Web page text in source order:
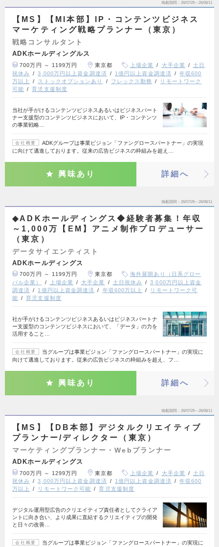
掲載期間 26/07/29～26/08/11
【MS】【MI本部】IP・コンテンツビジネス
マーケティング戦略プランナー（東京）
戦略コンサルタント
ADKホールディングルス
700万円 ～ 1199万円 東京都 上場企業 大手企業
土日
祝休み
3,000万円以上資金調達済 1億円以上資金調達済
年収600
万以上
ストックオプションあり フレックス勤務
リモートワーク
可能
育児支援制度
当社が手がけるコンテンツビジネスあるいはビジネスパート
ナー支援型のコンテンツビジネスにおいて、IP・コンテンツ
の事業戦略…
会社概要
ADKグループは事業ビジョン「ファングロースパートナー」の実現
に向けて邁進しております。従来の広告ビジネスの枠組みを超え…
興味あり 詳細へ
掲載期間 26/07/29～26/08/11
◆ADKホールディングス◆経験者募集！年収
～1,000万【EM】アニメ制作プロデューサー
（東京）
データサイエンティスト
ADKホールディングス
700万円 ～ 1199万円 東京都
海外展開あり（日系グロー
バル企業）
上場企業 大手企業 土日祝休み
3,000万円以上資金
調達済
1億円以上資金調達済 年収600万以上
リモートワーク可
能
育児支援制度
社が手がけるコンテンツビジネスあるいはビジネスパートナ
ー支援型のコンテンツビジネスにおいて、「データ」の力を
活用すること…
会社概要
当グループは事業ビジョン「ファングロースパートナー」の実現に
向けて邁進しております。従来の広告ビジネスの枠組みを超え、フ…
興味あり 詳細へ
掲載期間 26/07/29～26/08/11
【MS】【DB本部】デジタルクリエイティブ
プランナー/ディレクター（東京）
マーケティングプランナー・Webプランナー
ADKホールディングス
700万円 ～ 1299万円 東京都 上場企業 大手企業
土日
祝休み
3,000万円以上資金調達済 1億円以上資金調達済
年収600
万以上
リモートワーク可能 育児支援制度
デジタル運用型広告のクリエイティブ責任者としてクライア
ントに向き合い、より成果に直結するクリエイティブの開発
と日々の改善…
会社概要
当グループは事業ビジョン「ファングロースパートナー」の実現に